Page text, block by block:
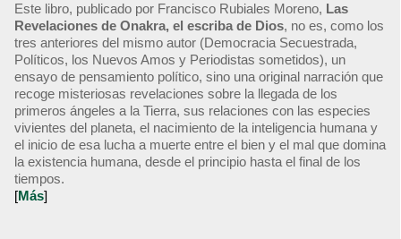
Este libro, publicado por Francisco Rubiales Moreno, Las
Revelaciones de Onakra, el escriba de Dios, no es, como los
tres anteriores del mismo autor (Democracia Secuestrada,
Políticos, los Nuevos Amos y Periodistas sometidos), un
ensayo de pensamiento político, sino una original narración que
recoge misteriosas revelaciones sobre la llegada de los
primeros ángeles a la Tierra, sus relaciones con las especies
vivientes del planeta, el nacimiento de la inteligencia humana y
el inicio de esa lucha a muerte entre el bien y el mal que domina
la existencia humana, desde el principio hasta el final de los
tiempos.
[Más]